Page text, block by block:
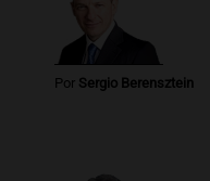
Por Sergio Berensztein